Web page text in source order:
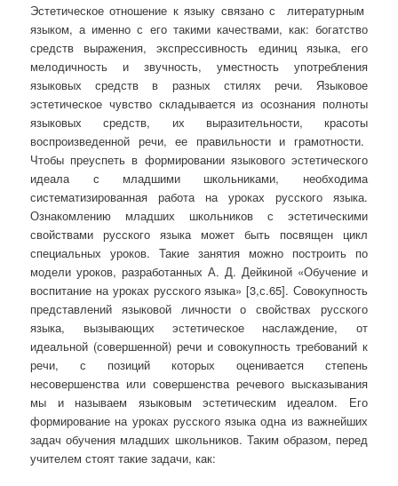
Эстетическое отношение к языку связано с литературным
языком, а именно с его такими качествами, как: богатство
средств выражения, экспрессивность единиц языка, его
мелодичность и звучность, уместность употребления
языковых средств в разных стилях речи. Языковое
эстетическое чувство складывается из осознания полноты
языковых средств, их выразительности, красоты
воспроизведенной речи, ее правильности и грамотности.
Чтобы преуспеть в формировании языкового эстетического
идеала с младшими школьниками, необходима
систематизированная работа на уроках русского языка.
Ознакомлению младших школьников с эстетическими
свойствами русского языка может быть посвящен цикл
специальных уроков. Такие занятия можно построить по
модели уроков, разработанных А. Д. Дейкиной «Обучение и
воспитание на уроках русского языка» [3,с.65]. Совокупность
представлений языковой личности о свойствах русского
языка, вызывающих эстетическое наслаждение, от
идеальной (совершенной) речи и совокупность требований к
речи, с позиций которых оценивается степень
несовершенства или совершенства речевого высказывания
мы и называем языковым эстетическим идеалом. Его
формирование на уроках русского языка одна из важнейших
задач обучения младших школьников. Таким образом, перед
учителем стоят такие задачи, как: